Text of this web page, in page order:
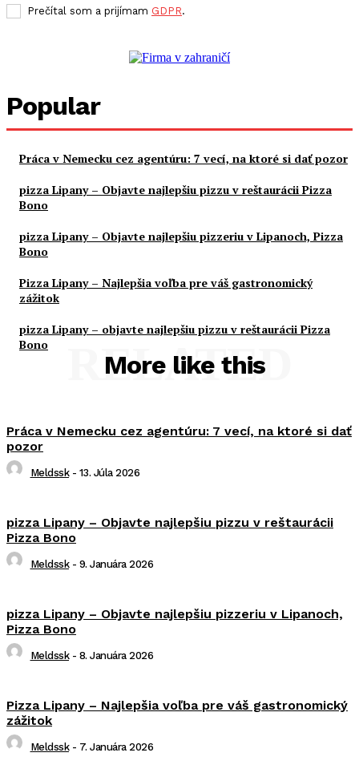
Prečítal som a prijímam GDPR.
Popular
Práca v Nemecku cez agentúru: 7 vecí, na ktoré si dať pozor
pizza Lipany – Objavte najlepšiu pizzu v reštaurácii Pizza
Bono
pizza Lipany – Objavte najlepšiu pizzeriu v Lipanoch, Pizza
Bono
Pizza Lipany – Najlepšia voľba pre váš gastronomický
zážitok
pizza Lipany – objavte najlepšiu pizzu v reštaurácii Pizza
Bono
More like this
RELATED
Práca v Nemecku cez agentúru: 7 vecí, na ktoré si dať
pozor
Meldssk - 13. Júla 2026
pizza Lipany – Objavte najlepšiu pizzu v reštaurácii
Pizza Bono
Meldssk - 9. Januára 2026
pizza Lipany – Objavte najlepšiu pizzeriu v Lipanoch,
Pizza Bono
Meldssk - 8. Januára 2026
Pizza Lipany – Najlepšia voľba pre váš gastronomický
zážitok
Meldssk - 7. Januára 2026